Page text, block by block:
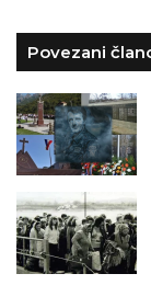
Povezani